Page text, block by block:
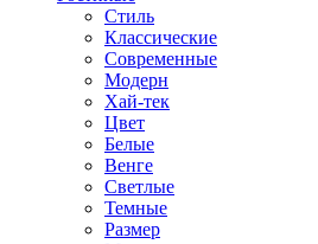
Стиль
Классические
Современные
Модерн
Хай-тек
Цвет
Белые
Венге
Светлые
Темные
Размер